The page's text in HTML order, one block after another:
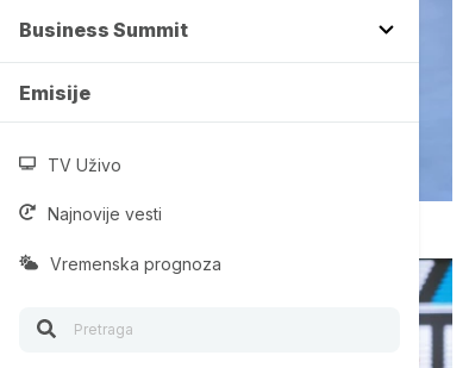
Business Summit
Emisije
TV Uživo
Najnovije vesti
Vremenska prognoza